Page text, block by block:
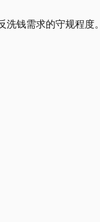
钱需求的守规程度。